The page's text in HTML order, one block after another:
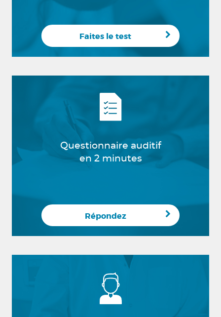
Faites le test
Questionnaire auditif
en 2 minutes
Répondez